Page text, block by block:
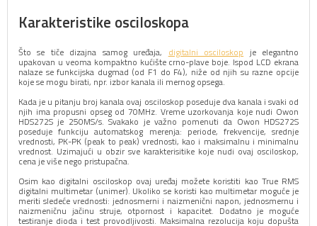
Karakteristike osciloskopa
Što se tiče dizajna samog uređaja, digitalni osciloskop je elegantno
upakovan u veoma kompaktno kućište crno-plave boje. Ispod LCD ekrana
nalaze se funkcijska dugmad (od F1 do F4), niže od njih su razne opcije
koje se mogu birati, npr. izbor kanala ili mernog opsega.
Kada je u pitanju broj kanala ovaj osciloskop poseduje dva kanala i svaki od
njih ima propusni opseg od 70MHz. Vreme uzorkovanja koje nudi Owon
HDS272S je 250MS/s. Svakako je važno pomenuti da Owon HDS272S
poseduje funkciju automatskog merenja: periode, frekvencije, srednje
vrednosti, PK-PK (peak to peak) vrednosti, kao i maksimalnu i minimalnu
vrednost. Uzimajući u obzir sve karakterisitike koje nudi ovaj osciloskop,
cena je više nego pristupačna.
Osim kao digitalni osciloskop ovaj uređaj možete koristiti kao True RMS
digitalni multimetar (unimer). Ukoliko se koristi kao multimetar moguće je
meriti sledeće vrednosti: jednosmerni i naizmenični napon, jednosmernu i
naizmeničnu jačinu struje, otpornost i kapacitet. Dodatno je moguće
testiranje dioda i test provodljivosti. Maksimalna rezolucija koju dopušta